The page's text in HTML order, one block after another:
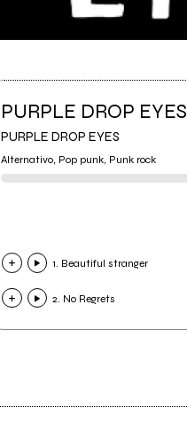
PURPLE DROP EYES
PURPLE DROP EYES
Alternativo, Pop punk, Punk rock
1. Beautiful stranger
2. No Regrets